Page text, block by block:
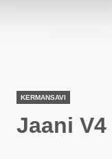
KERMANSAVI
Jaani V4